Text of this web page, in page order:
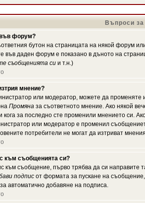
Въпроси
форум?
бутон на страницата на някой форум
във даден форум е показано в дъното на
съобщенията си и т.н.)
мнение?
или модератор, можете да
Промяна за съответното мнение. Ако някой
кога за последно сте променили мнението си.
или модератор е променил
потребители не могат да изтриват
към съобщенията си?
към съобщение, първо трябва да си
подпис от формата за пускане на
автоматично добавяне на подписа.